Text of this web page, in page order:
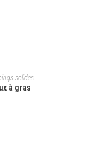
solides
à gras